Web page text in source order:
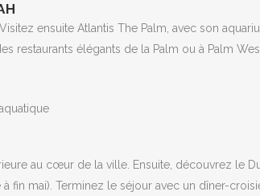
ensuite Atlantis The Palm, avec son
restaurants élégants de la Palm ou à Palm
au cœur de la ville. Ensuite, découvrez le
fin mai). Terminez le séjour avec un dîner-